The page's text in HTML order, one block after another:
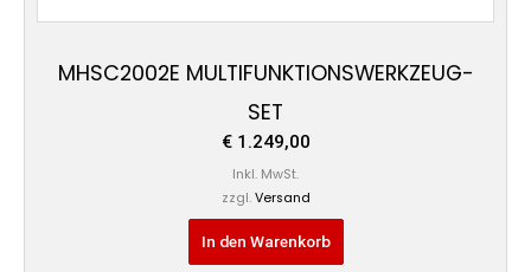
MHSC2002E MULTIFUNKTIONSWERKZEUG-
SET
€1.249,00
Inkl. MwSt.
zzgl. Versand
In den Warenkorb